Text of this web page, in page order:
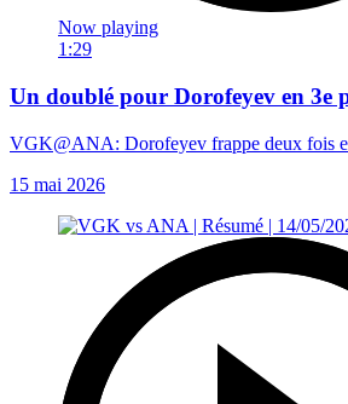
Now playing
1:29
Un doublé pour Dorofeyev en 3e
VGK@ANA: Dorofeyev frappe deux fois
15 mai 2026